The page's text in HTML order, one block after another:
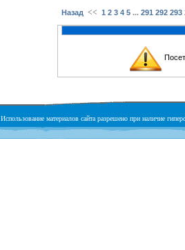
Назад << 1 2 3 4 5 ... 291 292 293
Использование материалов сайта разрешено при наличие